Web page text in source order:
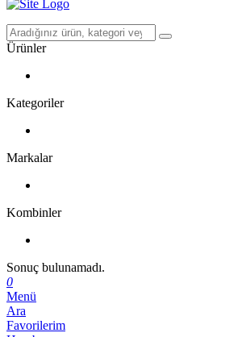
Ürünler
Kategoriler
Markalar
Kombinler
Sonuç bulunamadı.
0
Menü
Ara
Favorilerim